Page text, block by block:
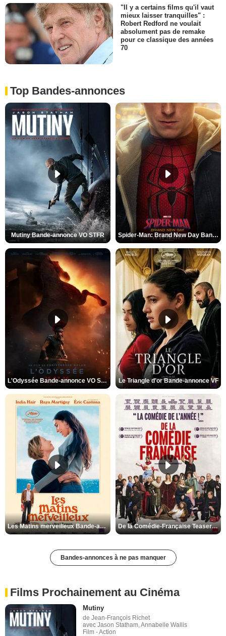
"Il y a certains films qu'il vaut
mieux laisser tranquilles" :
Robert Redford ne voulait
absolument pas de remake
pour ce classique des années
70
Top Bandes-annonces
Mutiny Bande-annonce VO STFR Spider-Man: Brand New Day Bande-annonce VO STFR
L'Odyssée Bande-annonce VO STFR Le Triangle d'or Bande-annonce VF
Les Matins merveilleux Bande-annonce VF De la Comédie-Française Teaser VF
Bandes-annonces à ne pas manquer
Films Prochainement au Cinéma
Mutiny
de Jean-François Richet
avec Jason Statham, Annabelle Wallis
Film - Action